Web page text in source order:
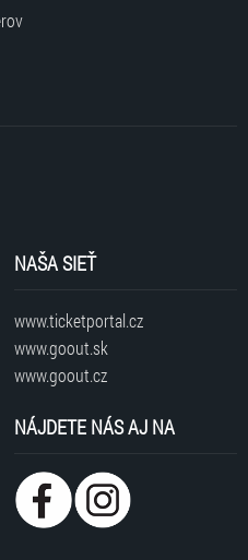
NAŠA SIEŤ
www.ticketportal.cz
www.goout.sk
www.goout.cz
NÁJDETE NÁS AJ NA